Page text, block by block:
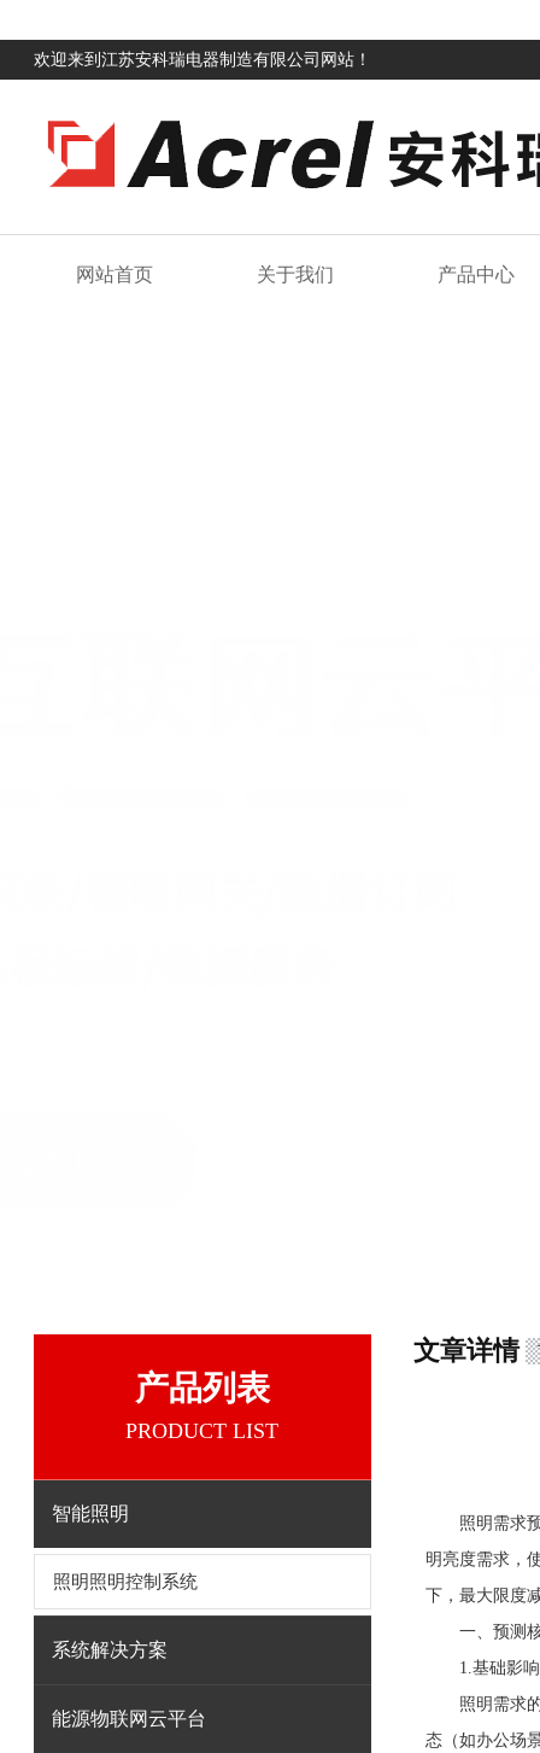
欢迎来到江苏安科瑞电器制造有限公司网站！
网站首页 关于我们 产品中心
产品列表
PRODUCT LIST
智能照明
照明照明控制系统
系统解决方案
能源物联网云平台
文章详情
照明需求预
明亮度需求，
下，最大限度
一、预测核
1.基础影响
照明需求的
态（如办公场